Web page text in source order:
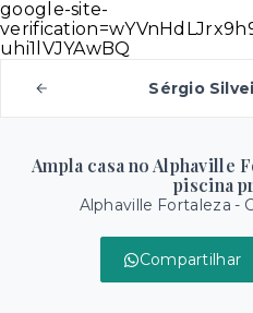
google-site-
uhi1lVJYAwBQ
Sérgio
Ampla casa no Alphaville
piscina
Alphaville Fortaleza -
Compartilhar